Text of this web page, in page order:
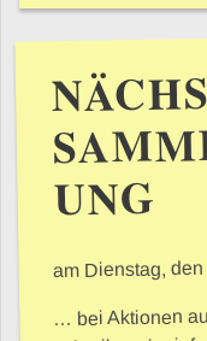
UNG
am Dienstag,
… bei Aktionen